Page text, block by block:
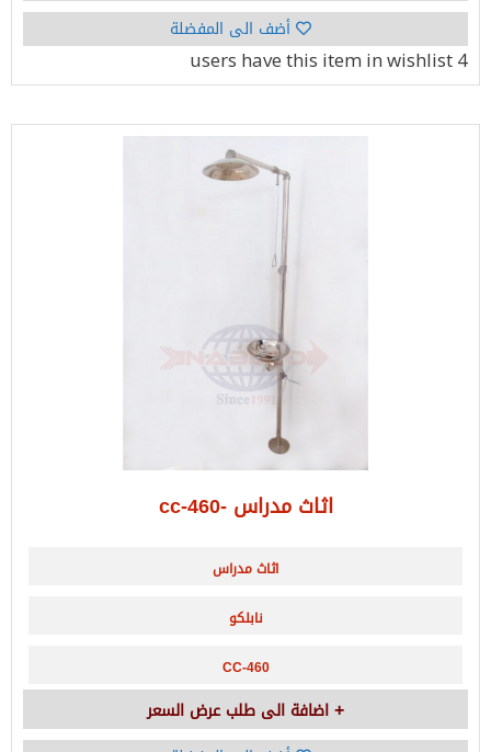
أضف الى المفضلة
4 users
have this item in wishlist
اثاث مدراس -cc-460
اثاث مدراس
نابلكو
CC-460
اضافة الى طلب عرض السعر